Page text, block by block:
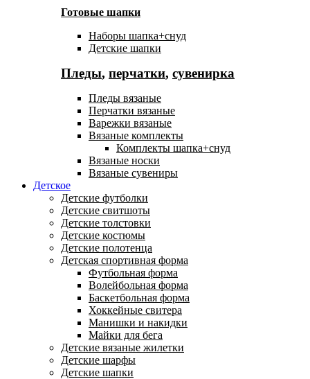
Готовые шапки
Наборы шапка+снуд
Детские шапки
Пледы, перчатки, сувенирка
Пледы вязаные
Перчатки вязаные
Варежки вязаные
Вязаные комплекты
Комплекты шапка+снуд
Вязаные носки
Вязаные сувениры
Детское
Детские футболки
Детские свитшоты
Детские толстовки
Детские костюмы
Детские полотенца
Детская спортивная форма
Футбольная форма
Волейбольная форма
Баскетбольная форма
Хоккейные свитера
Манишки и накидки
Майки для бега
Детские вязаные жилетки
Детские шарфы
Детские шапки